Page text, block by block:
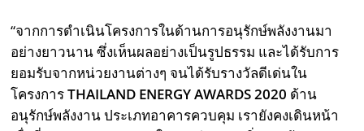
“จากการดำเนินโครงการในด้านการอนุรักษ์พลังงานมา
อย่างยาวนาน ซึ่งเห็นผลอย่างเป็นรูปธรรม และได้รับการ
ยอมรับจากหน่วยงานต่างๆ จนได้รับรางวัลดีเด่นใน
โครงการTHAILAND ENERGY AWARDS 2020 ด้าน
อนุรักษ์พลังงาน ประเภทอาคารควบคุม เรายังคงเดินหน้า